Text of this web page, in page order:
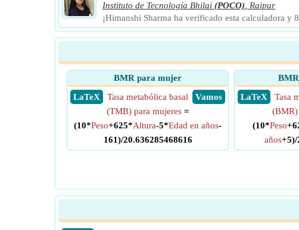
Instituto de Tecnología Bhilai (POCO)
Raipur
¡Himanshi Sharma ha verificado esta calculadora y
BMR para mujer
​ LaTeX
​ Vamos
Tasa metabólica basal
(TMB) para mujeres=
(10*Peso+625*Altura-5*Edad en años-
161)/20.636285468616
​ LaTeX
Tasa
(BMR)
(10*Peso
años+5)/